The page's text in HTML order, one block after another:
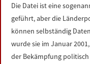
Die Datei ist eine
geführt, aber die
können selbständig
wurde sie im Januar
der Bekämpfung